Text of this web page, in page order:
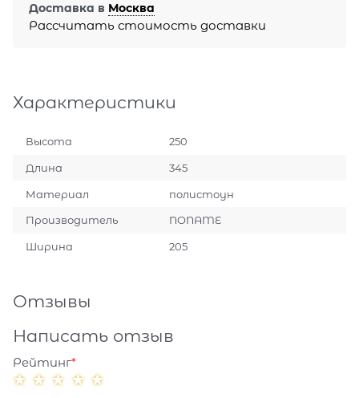
Доставка в Москва
Рассчитать стоимость доставки
Характеристики
Высота 250
Длина 345
Материал полистоун
Производитель NONAME
Ширина 205
Отзывы
Написать отзыв
Рейтинг